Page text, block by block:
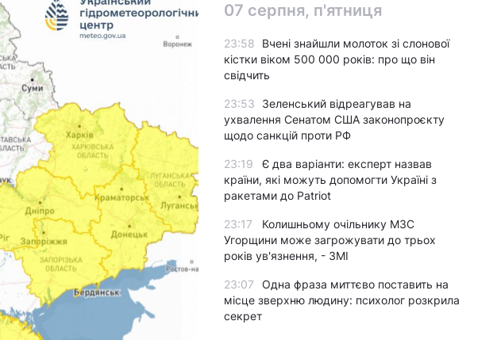
07 серпня, п'ятниця
23:58
Вчені знайшли молоток зі слонової
кістки віком 500 000 років: про що він
свідчить
23:53
Зеленський відреагував на
ухвалення Сенатом США законопроєкту
щодо санкцій проти РФ
23:19
Є два варіанти: експерт назвав
країни, які можуть допомогти Україні з
ракетами до Patriot
23:17
Колишньому очільнику МЗС
Угорщини може загрожувати до трьох
років ув'язнення, - ЗМІ
23:07
Одна фраза миттєво поставить на
місце зверхню людину: психолог розкрила
секрет